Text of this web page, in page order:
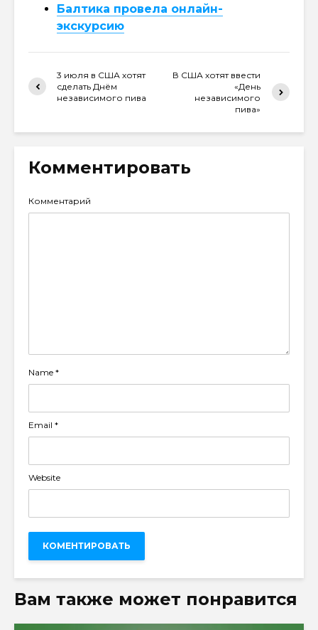
Балтика провела онлайн-
экскурсию
3 июля в США хотят
сделать Днём
независимого пива
В США хотят ввести
«День
независимого
пива»
Комментировать
Комментарий
Name *
Email *
Website
Вам также может понравится